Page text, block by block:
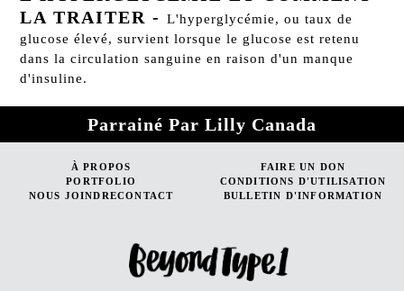
LA TRAITER -L'hyperglycémie, ou taux de
glucose élevé, survient lorsque le glucose est retenu
dans la circulation sanguine en raison d'un manque
d'insuline.
Parrainé Par Lilly Canada
À PROPOS
FAIRE UN DON
PORTFOLIO
CONDITIONS D'UTILISATION
NOUS JOINDRECONTACT
BULLETIN D'INFORMATION